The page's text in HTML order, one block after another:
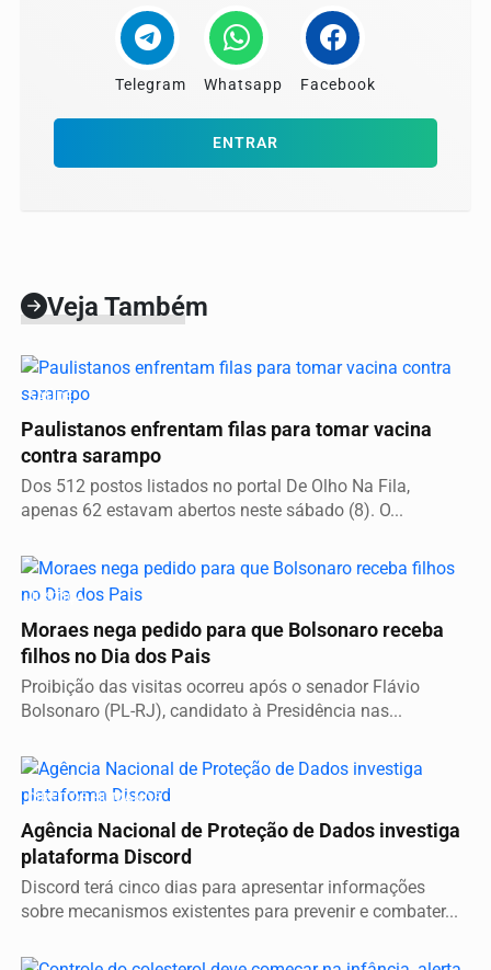
Telegram Whatsapp Facebook
ENTRAR
Veja Também
SAÚDE
Paulistanos enfrentam filas para tomar vacina
contra sarampo
Dos 512 postos listados no portal De Olho Na Fila,
apenas 62 estavam abertos neste sábado (8). O...
JUSTIÇA
Moraes nega pedido para que Bolsonaro receba
filhos no Dia dos Pais
Proibição das visitas ocorreu após o senador Flávio
Bolsonaro (PL-RJ), candidato à Presidência nas...
DIREITOS HUMANOS
Agência Nacional de Proteção de Dados investiga
plataforma Discord
Discord terá cinco dias para apresentar informações
sobre mecanismos existentes para prevenir e combater...